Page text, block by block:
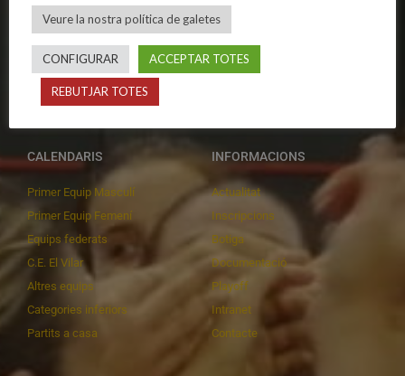
Avís legal
Política de privadesa
Privadesa a les xarxes
Equips femenins
C.E. El Vilar
CALENDARIS
Primer Equip Masculí
Primer Equip Femení
Equips federats
C.E. El Vilar
Altres equips
Categories inferiors
Partits a casa
INFORMACIONS
Actualitat
Inscripcions
Botiga
Documentació
Playoff
Intranet
Contacte
Veure la nostra política de galetes
CONFIGURAR ACCEPTAR TOTES
REBUTJAR TOTES